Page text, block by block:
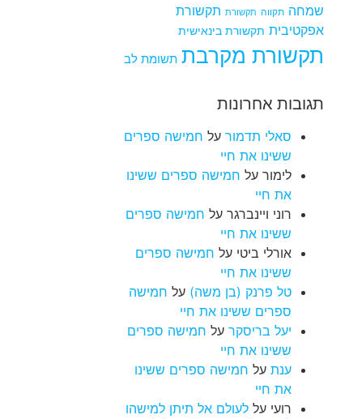
שמחה תקווה תקשורת תקשורת
אפקטיבית תקשורת בינאישית
תקשורת מקרבת תשומת לב
תגובות אחרונות
סאלי תדמור על חמישה ספרים
ששינו את חיי
לימור על חמישה ספרים ששינו
את חיי
רוני ויינברגר על חמישה ספרים
ששינו את חיי
אורלי ביטי על חמישה ספרים
ששינו את חיי
טל פרנק (בן משה) על חמישה
ספרים ששינו את חיי
יעל בריסקר על חמישה ספרים
ששינו את חיי
ענת על חמישה ספרים ששינו
את חיי
רועי עללעולם אל תיתן למישהו